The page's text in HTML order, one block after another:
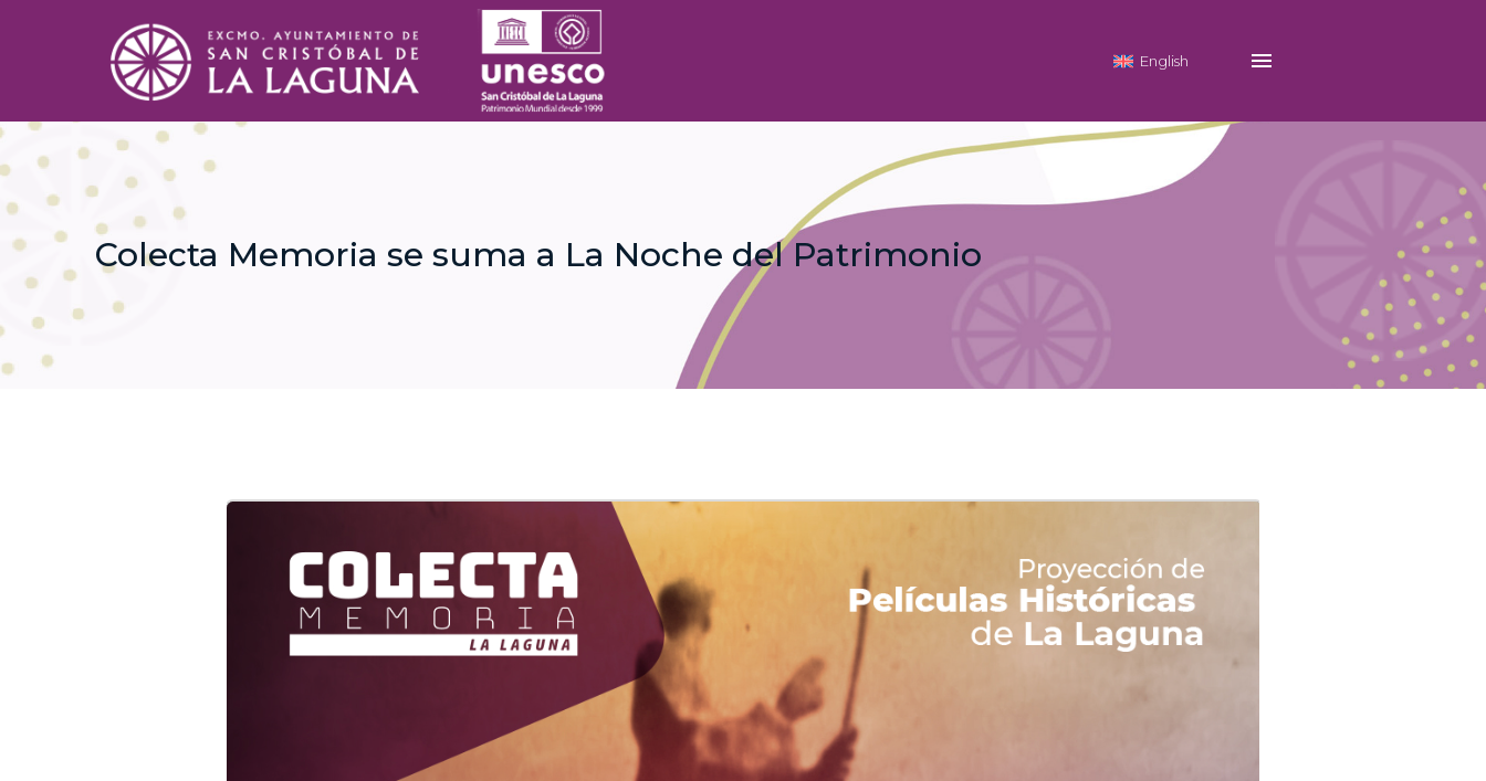
English
Colecta Memoria se suma a La Noche del Patrimonio